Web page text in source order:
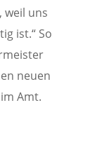
weil uns
ist.“ So
neuen
Amt.